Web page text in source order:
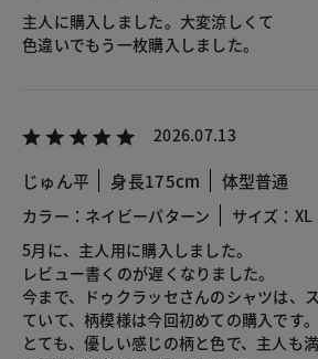
主人に購入しました。大変涼しくて
色違いでもう一枚購入しました。
2026.07.13
じゅん平 身長175cm 体型普通
カラー：ネイビーパターン
サイズ：XL
5月に、主人用に購入しました。
レビュー書くのが遅くなりました。
今まで、ドゥクラッセさんのシャツは、
ていて、柄模様は今回初めての購入です。
とても、優しい感じの柄と色で、主人も満